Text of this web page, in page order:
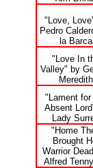
"Love,
Pedro
la Barca
"Love In
Valley" by
Meredith
"Lament for
Absent
Lady
"Home
Brought
Warrior
Alfred